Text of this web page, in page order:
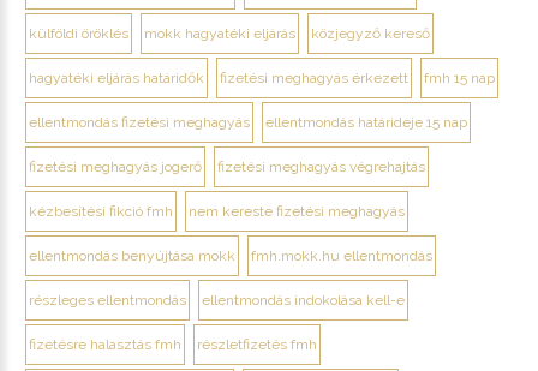
külföldi öröklés mokk hagyatéki eljárás közjegyző kereső
hagyatéki eljárás határidők fizetési meghagyás érkezett fmh 15 nap
ellentmondás fizetési meghagyás ellentmondás határideje 15 nap
fizetési meghagyás jogerő fizetési meghagyás végrehajtás
kézbesítési fikció fmh nem kereste fizetési meghagyás
ellentmondás benyújtása mokk fmh.mokk.hu ellentmondás
részleges ellentmondás ellentmondás indokolása kell-e
fizetésre halasztás fmh részletfizetés fmh